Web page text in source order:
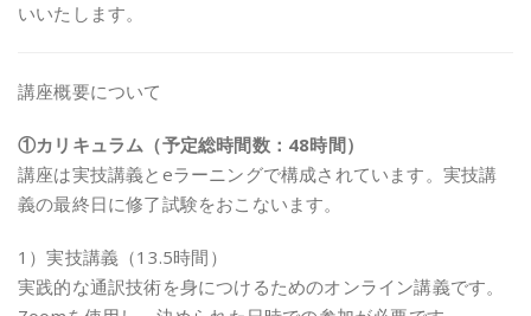
いいたします。
講座概要について
①カリキュラム（予定総時間数：48時間）
講座は実技講義とeラーニングで構成されています。実技講
義の最終日に修了試験をおこないます。
1）実技講義（13.5時間）
実践的な通訳技術を身につけるためのオンライン講義です。